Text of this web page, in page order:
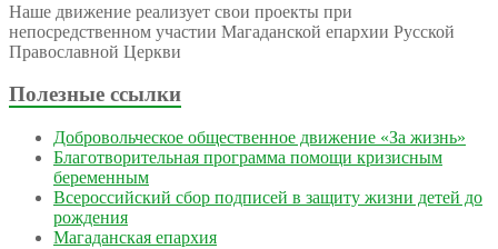
Наше движение реализует свои проекты при
непосредственном участии Магаданской епархии Русской
Православной Церкви
Полезные ссылки
Добровольческое общественное движение «За жизнь»
Благотворительная программа помощи кризисным
беременным
Всероссийский сбор подписей в защиту жизни детей до
рождения
Магаданская епархия